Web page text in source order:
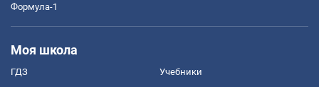
Формула-1
Моя школа
ГДЗ Учебники